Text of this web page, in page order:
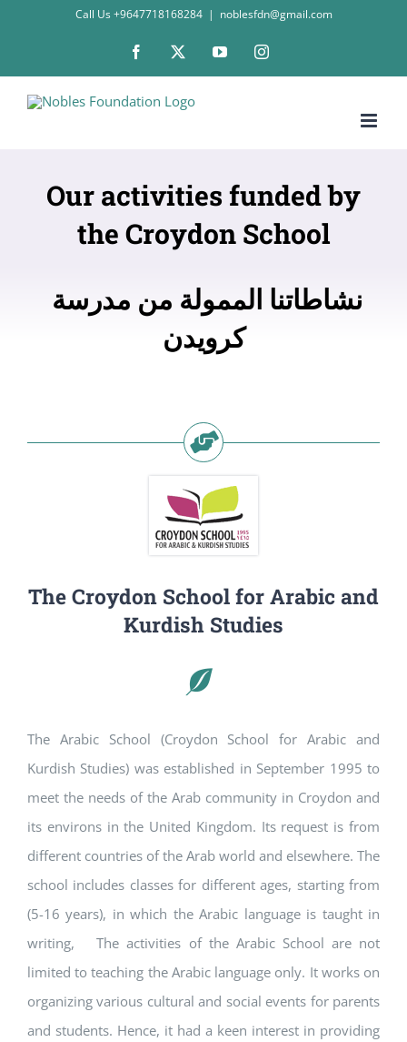
content
Call Us +9647718168284 | noblesfdn@gmail.com
Facebook YouTubeInstagram
Our activities funded by
the Croydon School
كرويدن
The Croydon School for Arabic and
Kurdish Studies
The Arabic School (Croydon School for Arabic and
Kurdish Studies) was established in September 1995 to
meet the needs of the Arab community in Croydon and
its environs in the United Kingdom. Its request is from
different countries of the Arab world and elsewhere. The
school includes classes for different ages, starting from
(5-16 years), in which the Arabic language is taught in
writing, The activities of the Arabic School are not
limited to teaching the Arabic language only. It works on
organizing various cultural and social events for parents
and students. Hence, it had a keen interest in providing